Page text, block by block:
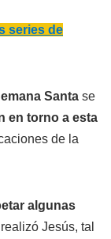
series de
Santa se
en torno a esta
de la
algunas
Jesús, tal